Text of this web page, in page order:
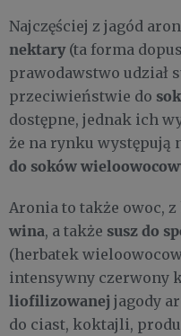
Najczęściej z jagód
nektary (ta forma
prawodawstwo udział
przeciwieństwie do
dostępne, jednak ich
że na rynku występują
do soków
Aronia to także owoc,
wina, a także susz do
(herbatek
intensywny czerwony
liofilizowanej jagody
do ciast, koktajli,